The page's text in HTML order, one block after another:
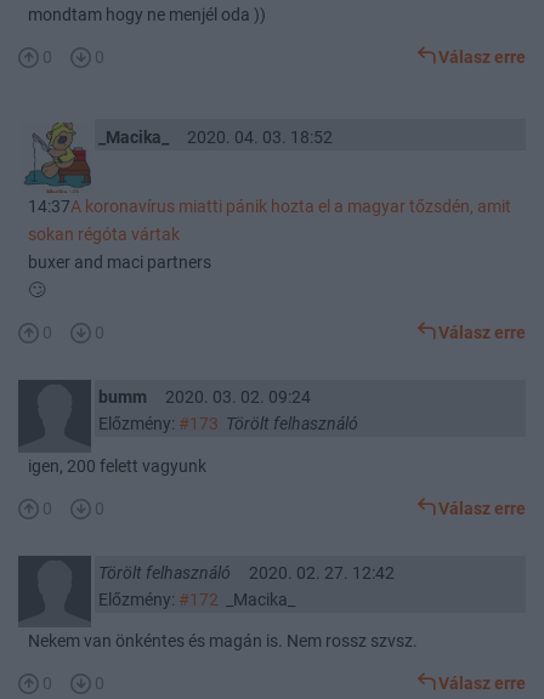
mondtam hogy ne menjél oda ))
0 0 Válasz erre
_Macika_ 2020. 04. 03. 18:52
14:37A koronavírus miatti pánik hozta el a magyar tőzsdén, amit
sokan régóta vártak
buxer and maci partners
🙄
0 0 Válasz erre
bumm
2020. 03. 02. 09:24
Előzmény: #173 Törölt felhasználó
igen, 200 felett vagyunk
0 0 Válasz erre
Törölt felhasználó
2020. 02. 27. 12:42
Előzmény: #172 _Macika_
Nekem van önkéntes és magán is. Nem rossz szvsz.
0 0 Válasz erre